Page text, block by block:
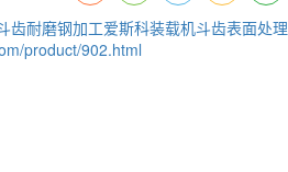
齿耐磨钢加工爱斯科装载机斗齿表面处理
product/902.html